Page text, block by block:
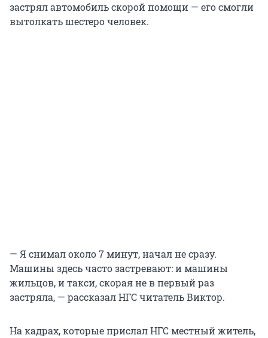
застрял автомобиль скорой помощи — его смогли
вытолкать шестеро человек.
— Я снимал около 7 минут, начал не сразу.
Машины здесь часто застревают: и машины
жильцов, и такси, скорая не в первый раз
застряла, — рассказал НГС читатель Виктор.
На кадрах, которые прислал НГС местный житель,